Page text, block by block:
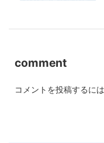
comment
コメントを投稿するには